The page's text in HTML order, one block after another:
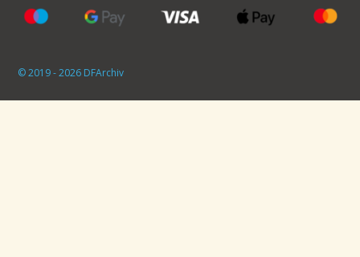
© 2019 - 2026 DFArchiv